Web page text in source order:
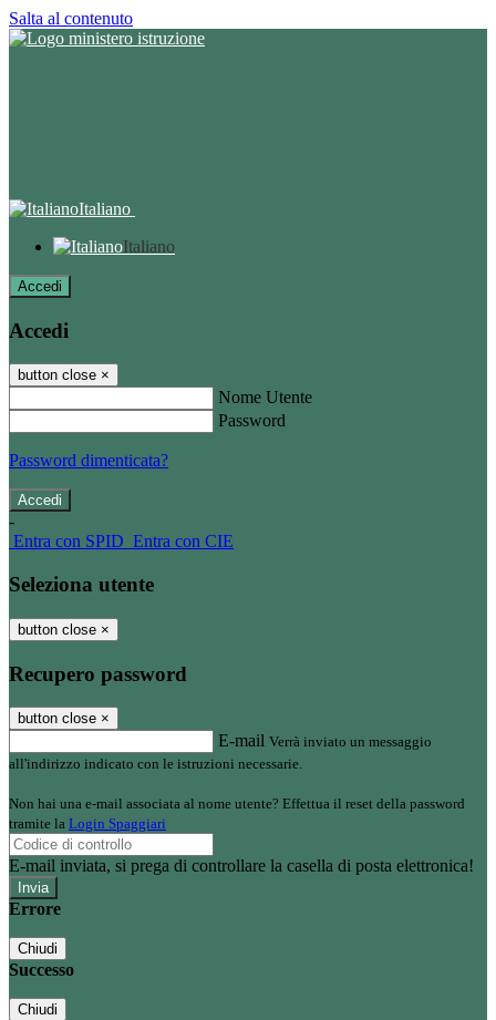
Salta al contenuto
Italiano
Italiano
Accedi
Accedi
button close ×
Nome Utente
Password
Password dimenticata?
-
Entra con SPID Entra con CIE
Seleziona utente
button close ×
Recupero password
button close ×
E-mail Verrà inviato un messaggio
all'indirizzo indicato con le istruzioni necessarie.
Non hai una e-mail associata al nome utente? Effettua il reset della password
tramite la Login Spaggiari
E-mail inviata, si prega di controllare la casella di posta elettronica!
Errore
Chiudi
Successo
Chiudi